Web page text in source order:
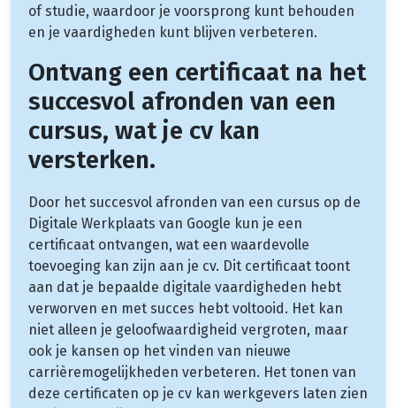
of studie, waardoor je voorsprong kunt behouden
en je vaardigheden kunt blijven verbeteren.
Ontvang een certificaat na het
succesvol afronden van een
cursus, wat je cv kan
versterken.
Door het succesvol afronden van een cursus op de
Digitale Werkplaats van Google kun je een
certificaat ontvangen, wat een waardevolle
toevoeging kan zijn aan je cv. Dit certificaat toont
aan dat je bepaalde digitale vaardigheden hebt
verworven en met succes hebt voltooid. Het kan
niet alleen je geloofwaardigheid vergroten, maar
ook je kansen op het vinden van nieuwe
carrièremogelijkheden verbeteren. Het tonen van
deze certificaten op je cv kan werkgevers laten zien